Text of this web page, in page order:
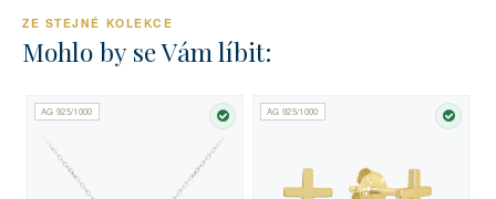
ZE STEJNÉ KOLEKCE
Mohlo by se Vám líbit:
AG 925/1000
SKLADEM
AG 925/1000